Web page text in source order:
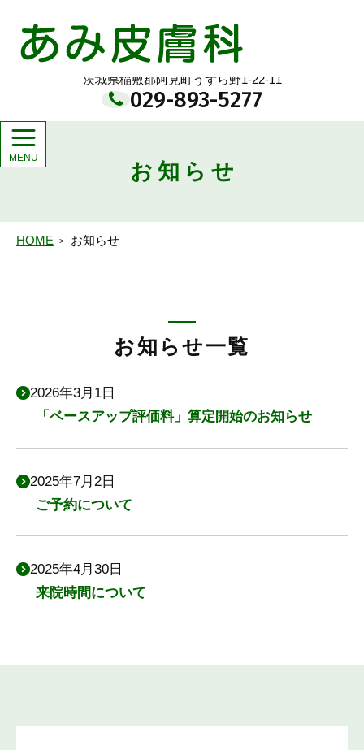
あみ皮膚科
茨城県稲敷郡阿見町うずら野1-22-11
029-893-5277
HOME お知らせ
お知らせ
お知らせ一覧
2026年3月1日
「ベースアップ評価料」算定開始のお知らせ
2025年7月2日
ご予約について
2025年4月30日
来院時間について